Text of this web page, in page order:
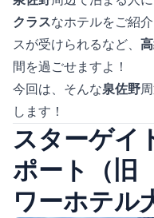
クラスなホテルをご紹
スが受けられるなど、
間を過ごせますよ！
今回は、そんな泉佐野
します！
スターゲイ
ポート（旧
ワーホテル